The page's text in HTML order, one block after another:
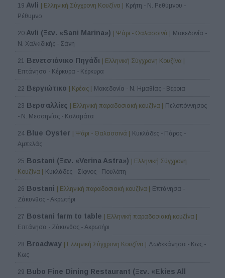
19 Avli | Ελληνική Σύγχρονη Κουζίνα | Κρήτη - Ν. Ρεθύμνου -
Ρέθυμνο
20 Avli (Ξεν. «Sani Marina») | Ψάρι - Θαλασσινά | Μακεδονία -
Ν. Χαλκιδικής - Σάνη
21 Βενετσιάνικο Πηγάδι | Ελληνική Σύγχρονη Κουζίνα |
Επτάνησα - Κέρκυρα - Κέρκυρα
22 Βεργιώτικο | Κρέας | Μακεδονία - Ν. Ημαθίας - Βέροια
23 Βερσαλλίες | Ελληνική παραδοσιακή κουζίνα | Πελοπόννησος
- Ν. Μεσσηνίας - Καλαμάτα
24 Blue Oyster | Ψάρι - Θαλασσινά | Κυκλάδες - Πάρος -
Αμπελάς
25 Bostani (Ξεν. «Verina Astra») | Ελληνική Σύγχρονη
Κουζίνα | Κυκλάδες - Σίφνος - Πουλάτη
26 Bostani | Ελληνική παραδοσιακή κουζίνα | Επτάνησα -
Ζάκυνθος - Ακρωτήρι
27 Bostani farm to table | Ελληνική παραδοσιακή κουζίνα |
Επτάνησα - Ζάκυνθος - Ακρωτήρι
28 Broadway | Ελληνική Σύγχρονη Κουζίνα | Δωδεκάνησα - Κως -
Κως
29 Bubo Fine Dining Restaurant (Ξεν. «Ekies All